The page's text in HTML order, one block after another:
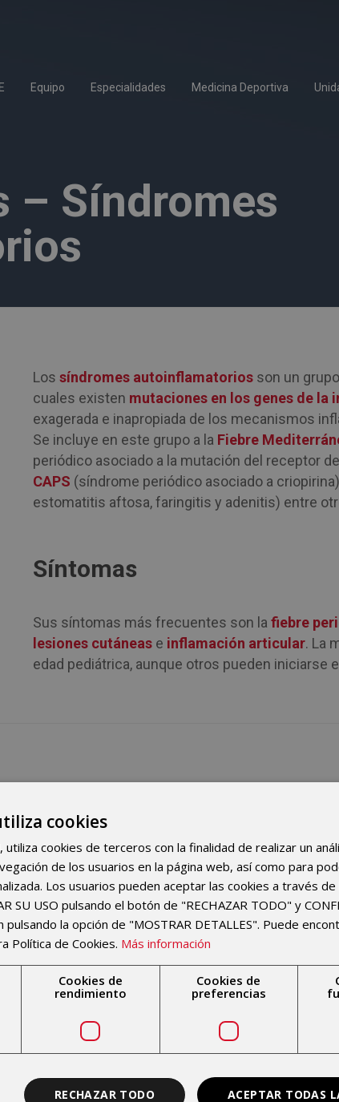
Equipo Especialidades Medicina Deportiva
– Síndromes
Los síndromes autoinflamatoriosson un
cuales existen mutaciones en los genes de la
exagerada e inapropiada de los mecanismos
Se incluye en este grupo a la Fiebre
periódico asociado a la mutación del receptor
CAPS (síndrome periódico asociado a
estomatitis aftosa, faringitis y adenitis) entre
Síntomas
Sus síntomas más frecuentes son la fiebre
lesiones cutánease inflamación articular. La
edad pediátrica, aunque otros pueden iniciarse
en base a
parámetros analíticos pero sobre todo, con una
que es esencial descartar la afectación de otros
elevada utilidad en los síndromes descritos,
En el tratamiento se empleanfármacos que
para tratar de evitar las consecuencias de
previniendo la afectación de otros órganos,
cookies
utiliza cookies de terceros con la finalidad de realizar un
de los usuarios en la página web, así como para
Los usuarios pueden aceptar las cookies a través de
SU USO pulsando el botón de "RECHAZAR TODO" y
pulsando la opción de "MOSTRAR DETALLES". Puede
Política de Cookies. Más información
Cookies de
rendimiento
Cookies de
preferencias
ACEPTAR TODAS
RECHAZAR TODO